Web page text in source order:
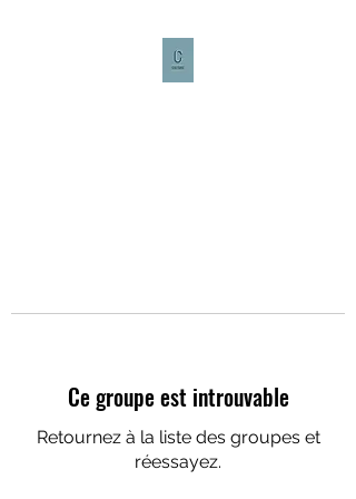
Ce groupe est introuvable
Retournez à la liste des groupes et
réessayez.